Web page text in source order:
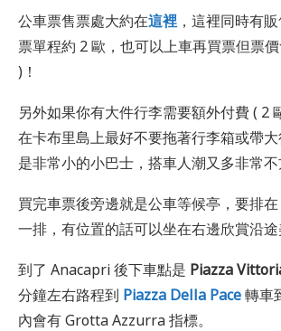
公車票售票處大約在這裡 ，這裡同時有
票單程約 2 歐，也可以上車再買票但票
)！
另外如果你有大件行李需要額外付費 ( 2
在卡布里島上最好不要拖著行李箱或帶
是非常小的小巴士，搭車人潮又多非常不
買完車票後旁邊就是公車等候亭，要排在
一排，有位置的話可以坐在右邊欣賞沿途
到了 Anacapri 後下車點是 Piazza
分鐘左右路程到 Piazza Della Pace轉車
內會有 Grotta Azzurra 指標。